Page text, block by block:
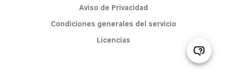
Aviso de Privacidad
Condiciones generales del servicio
Licencias